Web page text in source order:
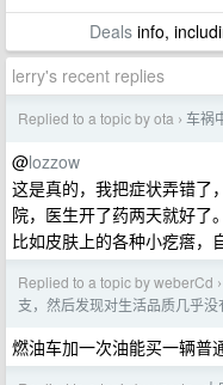
Dealsinfo,
lerry's recent replies
Replied to a topic by ota › 车祸
@lozzow
这是真的，我把症状弄错了
院，医生开了药两天就好了。
比如皮肤上的各种小疙瘩，
Replied to a topic by weberCd ›
支，然后发现对生活品质几乎
燃油车加一次油能买一辆普